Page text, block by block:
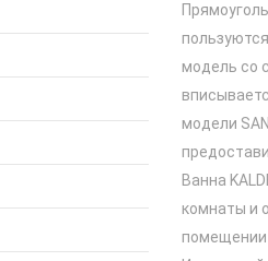
модель со
модели
Ванна
комнаты и
помещении